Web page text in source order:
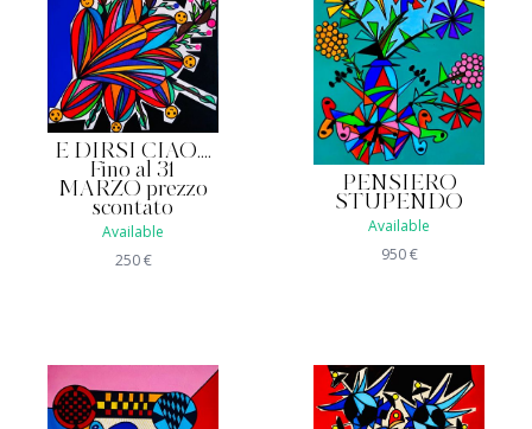
E DIRSI CIAO....
Fino al 31
MARZO prezzo
scontato
Available
250€
PENSIERO
STUPENDO
Available
950€